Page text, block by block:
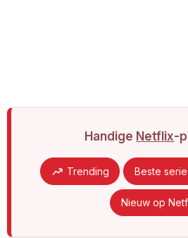
Handige Netflix-
Trending Beste
Nieuw op